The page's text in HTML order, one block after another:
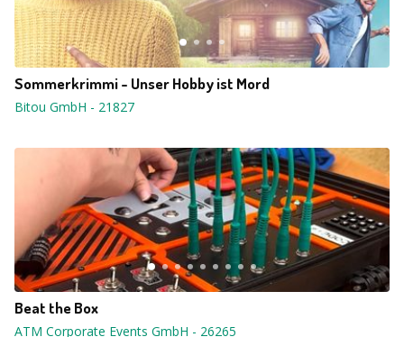
Sommerkrimmi - Unser Hobby ist Mord
Bitou GmbH - 21827
Beat the Box
ATM Corporate Events GmbH - 26265